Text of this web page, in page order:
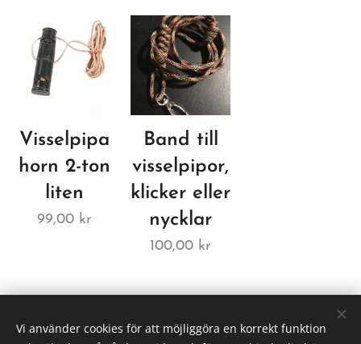
Visselpipa
horn 2-ton
liten
99,00 kr
Band till
visselpipor,
klicker eller
nycklar
100,00 kr
Skogstorpet Djur & Natur
Vi använder cookies för att möjliggöra en korrekt funktion